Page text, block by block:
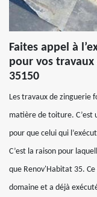
Faites appel à
pour vos travaux
35150
Les travaux de zinguerie
matière de toiture. C’est
pour que celui qui
C’est la raison pour
que Renov'Habitat 35.
domaine et a déjà